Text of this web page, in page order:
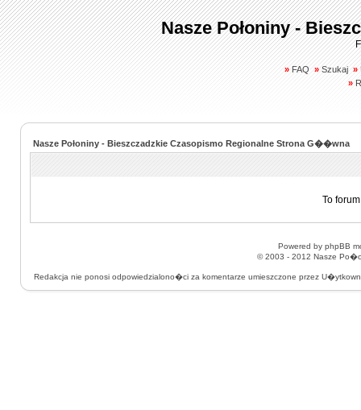
Nasze Połoniny -
» FAQ » Szukaj »
»
Nasze Połoniny - Bieszczadzkie Czasopismo Regionalne Strona G��wna
To
Powered by phpBB
© 2003 - 2012 Nasze
Redakcja nie ponosi odpowiedzialono�ci za komentarze umieszczone przez